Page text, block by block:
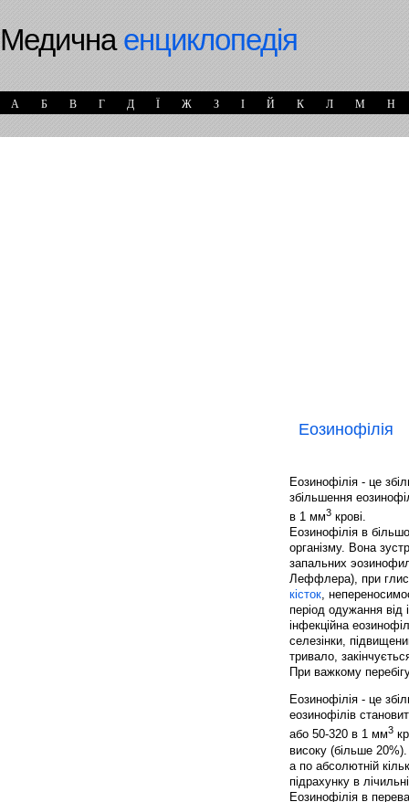
Медичнаенциклопедія
А Б В Г Д Ї Ж З І Й К Л М Н
Еозинофілія
Еозинофілія - це
збільшення
в 1 мм3 крові.
Еозинофілія в
організму. Вона
запальних
Леффлера), при
кісток,
період одужання від
інфекційна
селезінки,
тривало,
При важкому
Еозинофілія - це
еозинофілів
або 50-320 в 1 мм3
високу (більше 20%).
а по абсолютній
підрахунку в
Еозинофілія в